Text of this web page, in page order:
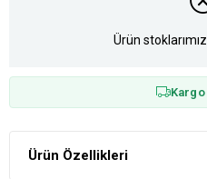
Ürün
Kargo
Ürün Özellikleri